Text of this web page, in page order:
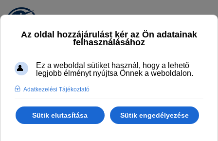
FELSZOLGÁLÓ POZÍCIÓ
SULYOM TÁJÉTTEREM